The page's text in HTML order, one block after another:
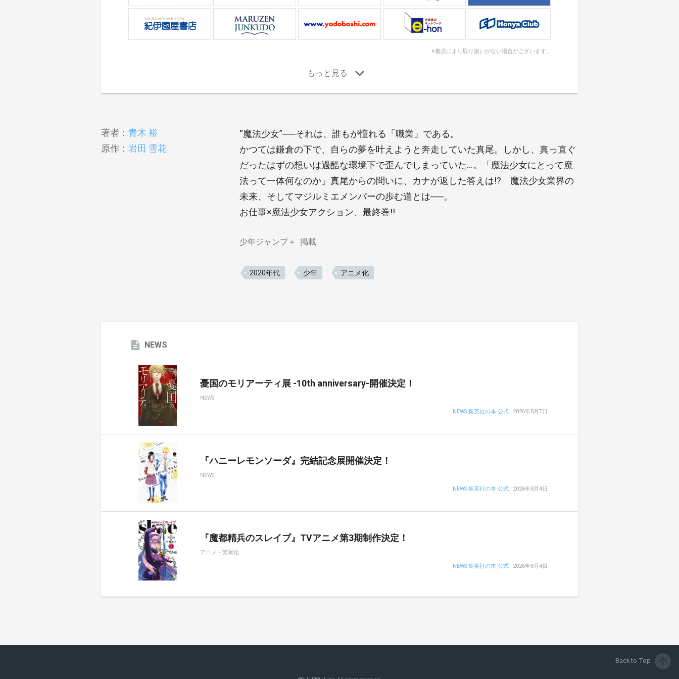
※書店により取り扱いがない場合がございます。
著者： 青木 裕
原作： 岩田 雪花
“魔法少女”──それは、誰もが憧れる「職業」である。
かつては鎌倉の下で、自らの夢を叶えようと奔走していた真尾。しかし、真っ直ぐ
だったはずの想いは過酷な環境下で歪んでしまっていた…。「魔法少女にとって魔
法って一体何なのか」真尾からの問いに、カナが返した答えは!? 魔法少女業界の
未来、そしてマジルミエメンバーの歩む道とは──。
お仕事×魔法少女アクション、最終巻!!
少年ジャンプ＋ 掲載
2020年代 少年 アニメ化
NEWS
憂国のモリアーティ展 -10th anniversary-開催決定！
NEWS
NEWS 集英社の本 公式 2026年8月7日
『ハニーレモンソーダ』完結記念展開催決定！
NEWS
NEWS 集英社の本 公式 2026年8月4日
『魔都精兵のスレイブ』TVアニメ第3期制作決定！
アニメ・実写化
NEWS 集英社の本 公式 2026年8月4日
Back to Top